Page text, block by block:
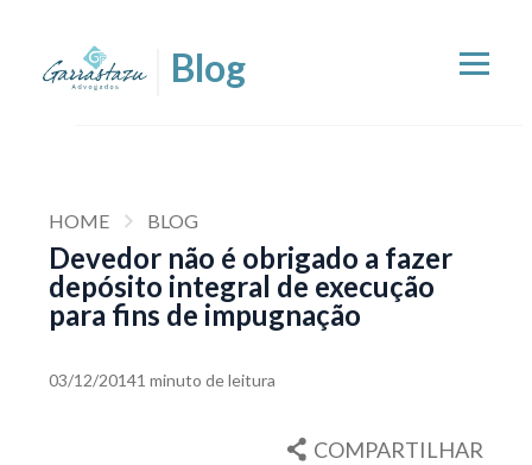
HOME BLOG
Devedor não é obrigado a fazer
depósito integral de execução
para fins de impugnação
03/12/20141 minuto de leitura
COMPARTILHAR